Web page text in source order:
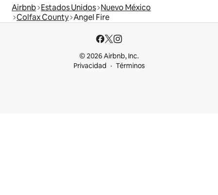
Airbnb Estados Unidos Nuevo México
Colfax County Angel Fire
© 2026 Airbnb, Inc.
Privacidad
Términos